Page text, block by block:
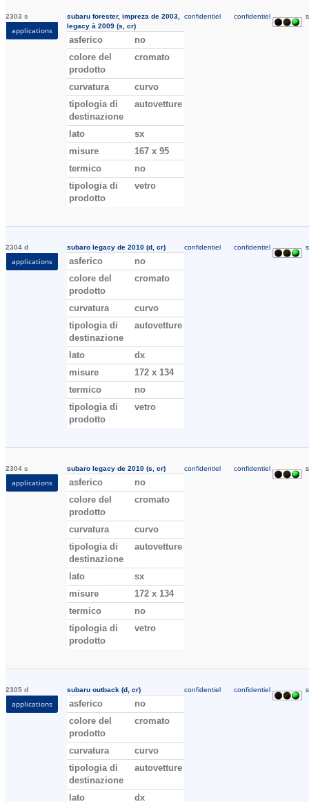
2303 s
applications
subaru forester, impreza de 2003,
legacy à 2009 (s, cr)
asferico
no
colore del
prodotto
cromato
curvatura
curvo
tipologia di
destinazione
autovetture
lato
sx
misure
167 x 95
termico
no
tipologia di
prodotto
vetro
confidentiel confidentiel
2304 d
applications
subaro legacy de 2010 (d, cr)
asferico
no
colore del
prodotto
cromato
curvatura
curvo
tipologia di
destinazione
autovetture
lato
dx
misure
172 x 134
termico
no
tipologia di
prodotto
vetro
confidentiel confidentiel
2304 s
applications
subaro legacy de 2010 (s, cr)
asferico
no
colore del
prodotto
cromato
curvatura
curvo
tipologia di
destinazione
autovetture
lato
sx
misure
172 x 134
termico
no
tipologia di
prodotto
vetro
confidentiel confidentiel
2305 d
applications
subaru outback (d, cr)
asferico
no
colore del
prodotto
cromato
curvatura
curvo
tipologia di
destinazione
autovetture
lato dx
confidentiel confidentiel